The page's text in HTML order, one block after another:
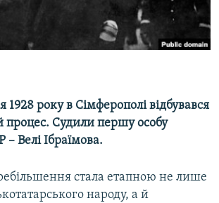
КРИМУ
1928 року в Сімферополі відбувався
процес. Судили першу особу
Велі Ібраїмова.
стала етапною не лише
народу, а й